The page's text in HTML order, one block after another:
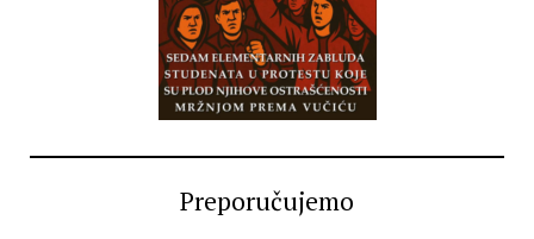
Preporučujemo